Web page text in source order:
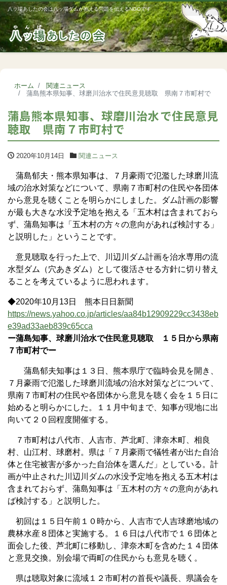
八ッ場あしたの会は八ッ場ダムが抱える問題を伝えるNGOです
ホーム
関連ニュース
蒲島熊本県知事、球磨川治水で住民意見聴取 県南７市町村で
蒲島熊本県知事、球磨川治水で住民意見
聴取 県南７市町村で
2020年10月14日 関連ニュース
蒲島郁夫・熊本県知事は、７月豪雨で氾濫した球磨川流
域の治水対策などについて、県南７市町村の住民や各団体
から意見を聴くことを明らかにしました。ダム計画の影響
が最も大きな水没予定地を抱える「五木村は含まれておら
ず、蒲島知事は「五木村の方々の意向があれば検討する」
と説明した」ということです。
意見聴取を行った上で、川辺川ダム計画を治水専用の流
水型ダム（穴あきダム）として復活させる方針に切り替え
ることを考えているように思われます。
◆2020年10月13日 熊本日日新聞
https://news.yahoo.co.jp/articles/aa84b12909229cc3438eb
e39ad33aeb839c65cca
ー蒲島知事、球磨川治水で住民意見聴取 １５日から県南
７市町村でー
蒲島郁夫知事は１３日、熊本県庁で臨時会見を開き、
７月豪雨で氾濫した球磨川流域の治水対策などについて、
県南７市町村の住民や各団体から意見を聴く会を１５日に
始めると明らかにした。１１月中旬まで、知事が現地に出
向いて２０回程度開催する。
７市町村は八代市、人吉市、芦北町、津奈木町、相良
村、山江村、球磨村。県は「７月豪雨で犠牲者が出た自治
体と住宅被害が多かった自治体を選んだ」としている。計
画が中止された川辺川ダムの水没予定地を抱える五木村は
含まれておらず、蒲島知事は「五木村の方々の意向があれ
ば検討する」と説明した。
初回は１５日午前１０時から、人吉市で人吉球磨地域の
農林水産８団体と実施する。１６日は八代市で１６団体と
面会した後、芦北町に移動し、津奈木町を含めた１４団体
と意見交換。別会場で両町の住民からも意見を聴く。
県は聴取対象に流域１２市町村の首長や議長、県議会を